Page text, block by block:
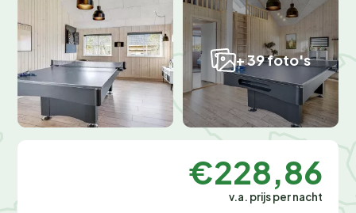
+ 39 foto's
€228,86
v.a. prijs per nacht